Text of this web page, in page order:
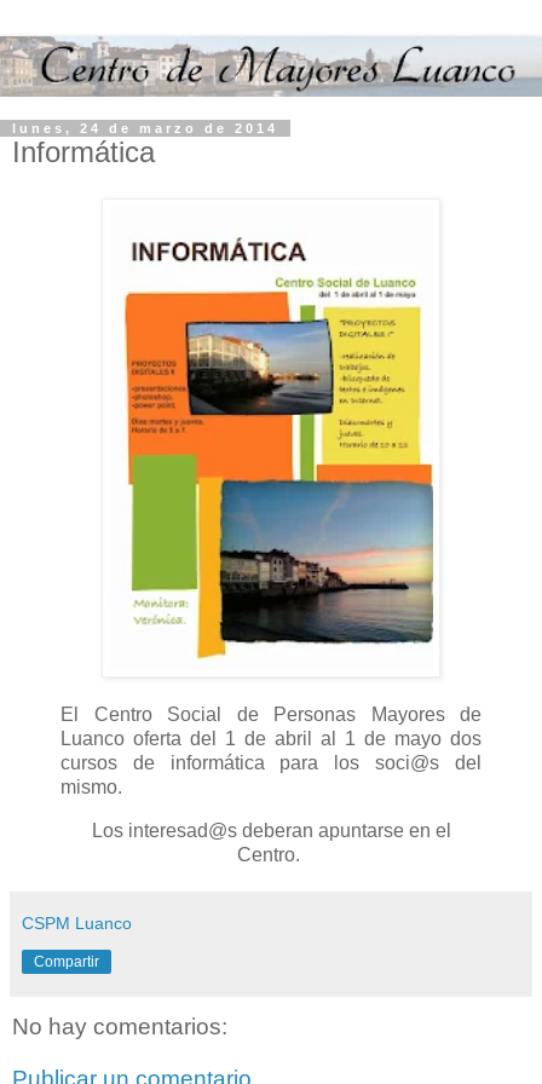
lunes, 24 de marzo de 2014
Informática
El Centro Social de Personas Mayores de
Luanco oferta del 1 de abril al 1 de mayo dos
cursos de informática para los soci@s del
mismo.
Los interesad@s deberan apuntarse en el
Centro.
CSPM Luanco
Compartir
No hay comentarios: